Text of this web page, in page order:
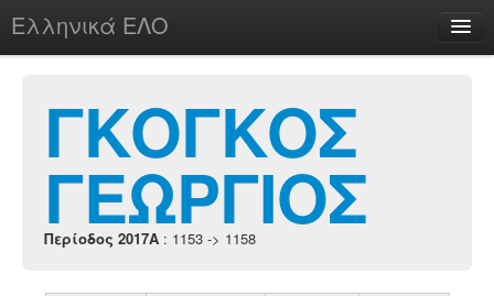
Ελληνικά ΕΛΟ
chesstu.be @ discord
Login
ΓΚΟΓΚΟΣ
ΓΕΩΡΓΙΟΣ
Περίοδος 2017A : 1153 -> 1158